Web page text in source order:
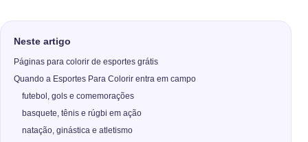
Neste artigo
Páginas para colorir de esportes grátis
Quando a Esportes Para Colorir entra em campo
futebol, gols e comemorações
basquete, tênis e rúgbi em ação
natação, ginástica e atletismo